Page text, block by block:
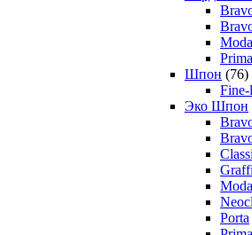
Moda
Prima
Шпон (76)
Эко Шпон
Moda
Porta